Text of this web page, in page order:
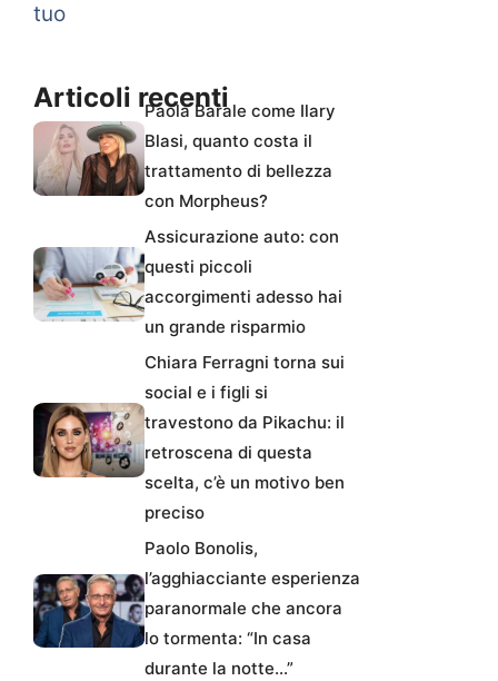
tuo
Articoli recentiPaola Barale come Ilary
Blasi, quanto costa il
trattamento di bellezza
con Morpheus?
Assicurazione auto: con
questi piccoli
accorgimenti adesso hai
un grande risparmio
Chiara Ferragni torna sui
social e i figli si
travestono da Pikachu: il
retroscena di questa
scelta, c’è un motivo ben
preciso
Paolo Bonolis,
l’agghiacciante esperienza
paranormale che ancora
lo tormenta: “In casa
durante la notte…”